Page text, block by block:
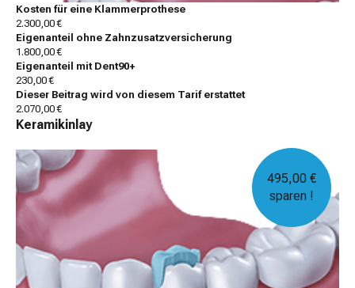
Kosten für eine Klammerprothese
2.300,00 €
Eigenanteil ohne Zahnzusatzversicherung
1.800,00 €
Eigenanteil mit Dent90+
230,00 €
Dieser Beitrag wird von diesem Tarif erstattet
2.070,00 €
Keramikinlay
495,00 €
sparen !